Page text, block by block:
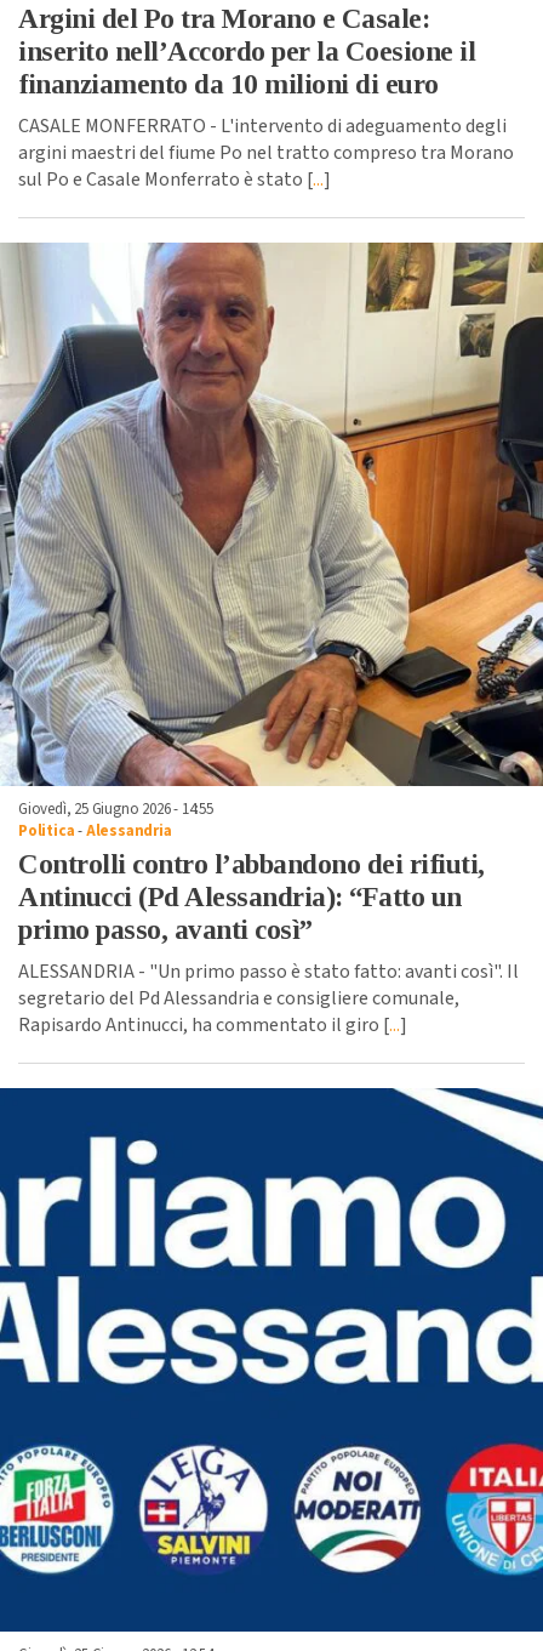
Argini del Po tra Morano e Casale:
inserito nell’Accordo per la Coesione il
finanziamento da 10 milioni di euro
CASALE MONFERRATO - L'intervento di adeguamento degli
argini maestri del fiume Po nel tratto compreso tra Morano
sul Po e Casale Monferrato è stato [...]
Giovedì, 25 Giugno 2026 - 14:55
Politica-Alessandria
Controlli contro l’abbandono dei rifiuti,
Antinucci (Pd Alessandria): “Fatto un
primo passo, avanti così”
ALESSANDRIA - "Un primo passo è stato fatto: avanti così". Il
segretario del Pd Alessandria e consigliere comunale,
Rapisardo Antinucci, ha commentato il giro [...]